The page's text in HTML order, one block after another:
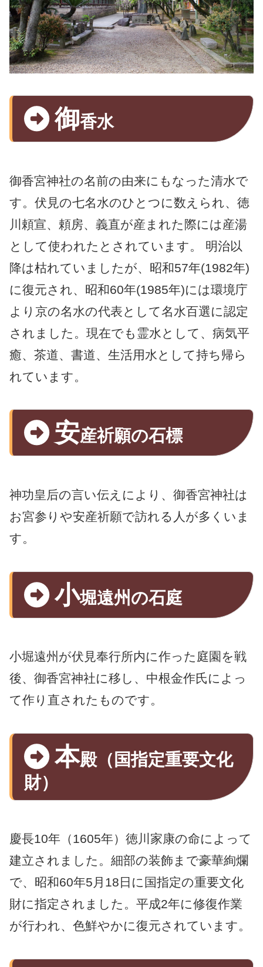
御香水
御香宮神社の名前の由来にもなった清水で
す。伏見の七名水のひとつに数えられ、徳
川頼宣、頼房、義直が産まれた際には産湯
として使われたとされています。 明治以
降は枯れていましたが、昭和57年(1982年)
に復元され、昭和60年(1985年)には環境庁
より京の名水の代表として名水百選に認定
されました。現在でも霊水として、病気平
癒、茶道、書道、生活用水として持ち帰ら
れています。
安産祈願の石標
神功皇后の言い伝えにより、御香宮神社は
お宮参りや安産祈願で訪れる人が多くいま
す。
小堀遠州の石庭
小堀遠州が伏見奉行所内に作った庭園を戦
後、御香宮神社に移し、中根金作氏によっ
て作り直されたものです。
本殿（国指定重要文化
財）
慶長10年（1605年）徳川家康の命によって
建立されました。細部の装飾まで豪華絢爛
で、昭和60年5月18日に国指定の重要文化
財に指定されました。平成2年に修復作業
が行われ、色鮮やかに復元されています。